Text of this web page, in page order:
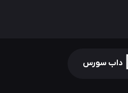
داب سورس